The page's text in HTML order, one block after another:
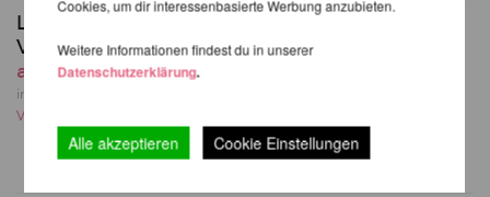
Lupit Pole Stage -
Verlängerung
ab 99,83 EUR
inkl. 20 % MwSt. zzgl.
Versandkosten
Klebeband für Aerial
Equipment - 50m
Cookies, um dir interessenbasierte Werbung anzubieten.
Weitere Informationen findest du in unserer
Datenschutzerklärung.
Alle akzeptieren Cookie Einstellungen